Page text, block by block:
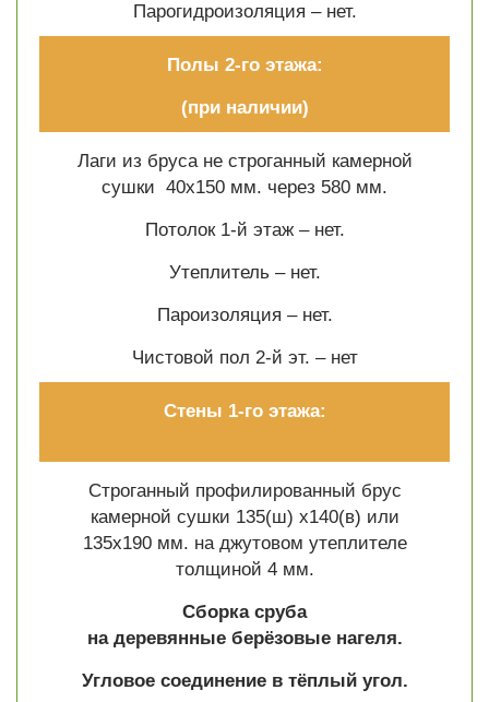
Парогидроизоляция – нет.
Полы 2-го этажа:
(при наличии)
Лаги из бруса не строганный камерной
сушки 40х150 мм. через 580 мм.
Потолок 1-й этаж – нет.
Утеплитель – нет.
Пароизоляция – нет.
Чистовой пол 2-й эт. – нет
Стены 1-го этажа:
Строганный профилированный брус
камерной сушки 135(ш) х140(в) или
135х190 мм. на джутовом утеплителе
толщиной 4 мм.
Сборка сруба
на деревянные берёзовые нагеля.
Угловое соединение в тёплый угол.